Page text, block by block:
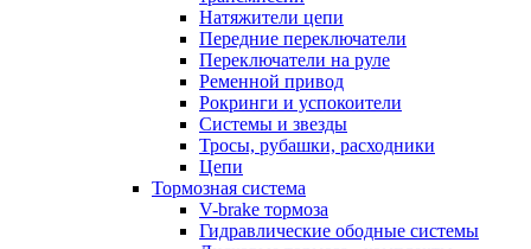
Натяжители цепи
Передние переключатели
Переключатели на руле
Ременной привод
Рокринги и успокоители
Системы и звезды
Тросы, рубашки, расходники
Цепи
Тормозная система
V-brake тормоза
Гидравлические ободные системы